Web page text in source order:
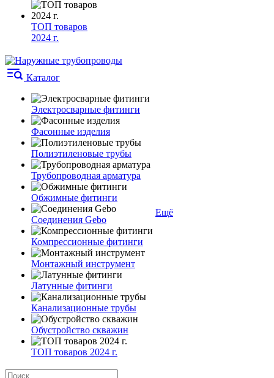
ТОП товаров
2024 г.
Каталог
Электросварные фитинги
Фасонные изделия
Полиэтиленовые трубы
Трубопроводная арматура
Обжимные фитинги
Соединения Gebo
Компрессионные фитинги
Монтажный инструмент
Латунные фитинги
Канализационные трубы
Обустройство скважин
ТОП товаров 2024 г.
Ещё